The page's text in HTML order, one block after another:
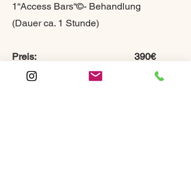
1“Access Bars“©- Behandlung
(Dauer ca. 1 Stunde)
Preis: 390€